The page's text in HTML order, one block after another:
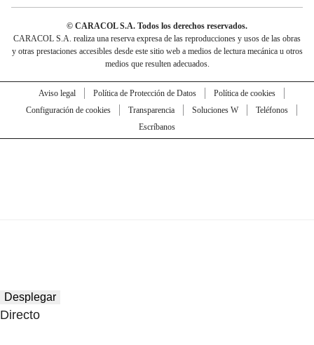
© CARACOL S.A. Todos los derechos reservados.
CARACOL S.A. realiza una reserva expresa de las reproducciones y usos de las obras
y otras prestaciones accesibles desde este sitio web a medios de lectura mecánica u otros
medios que resulten adecuados.
Aviso legal Política de Protección de Datos
Política de cookies
Configuración de cookies
Transparencia Soluciones W
Teléfonos
Escríbanos
Desplegar
Directo